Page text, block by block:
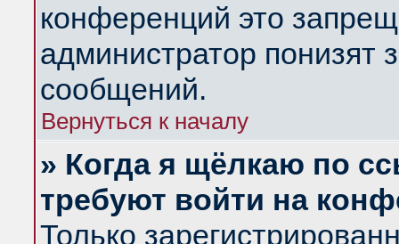
конференций это
администратор понизят
сообщений.
Вернуться к началу
» Когда я щёлкаю по
требуют войти на
Только